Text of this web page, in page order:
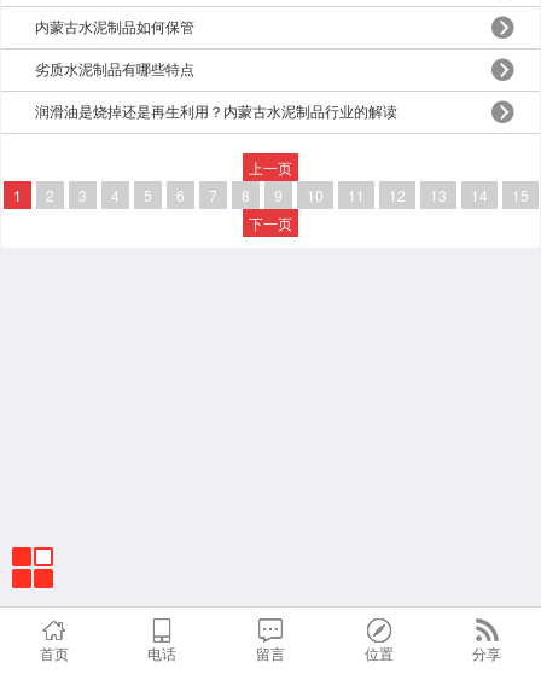
内蒙古水泥制品如何保管
劣质水泥制品有哪些特点
润滑油是烧掉还是再生利用？内蒙古水泥制品行业的解读
上一页
1
2 3 4 5 6 7 8 9 10 11 12 13 14
15
下一页
首页 电话 留言 位置 分享